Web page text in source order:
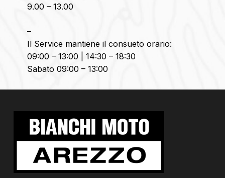
9.00 – 13.00
–
Il Service mantiene il consueto orario:
09:00 – 13:00 | 14:30 – 18:30
Sabato 09:00 – 13:00